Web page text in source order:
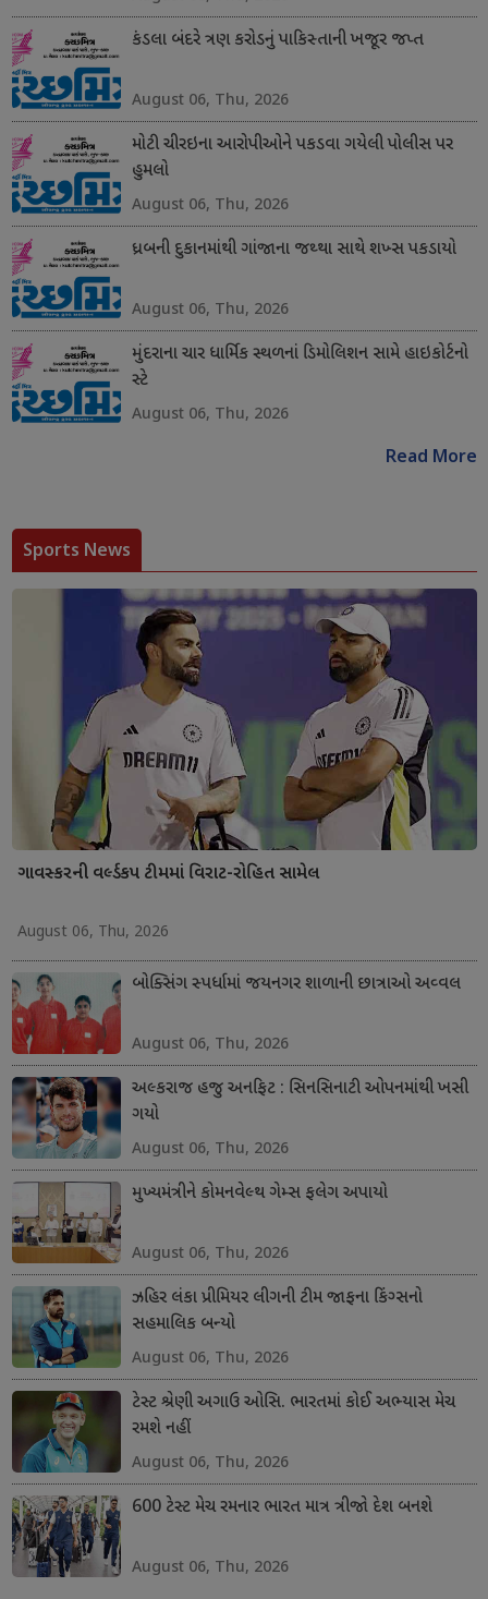
કંડલા બંદરે ત્રણ કરોડનું પાકિસ્તાની ખજૂર જપ્ત
August 06, Thu, 2026
મોટી ચીરઇના આરોપીઓને પકડવા ગયેલી પોલીસ પર
હુમલો
August 06, Thu, 2026
ધ્રબની દુકાનમાંથી ગાંજાના જથ્થા સાથે શખ્સ પકડાયો
August 06, Thu, 2026
મુંદરાના ચાર ધાર્મિક સ્થળનાં ડિમોલિશન સામે હાઇકોર્ટનો
સ્ટે
August 06, Thu, 2026
Read More
Sports News
ગાવસ્કરની વર્લ્ડકપ ટીમમાં વિરાટ-રોહિત સામેલ
August 06, Thu, 2026
બોક્સિંગ સ્પર્ધામાં જયનગર શાળાની છાત્રાઓ અવ્વલ
August 06, Thu, 2026
અલ્કરાજ હજુ અનફિટ : સિનસિનાટી ઓપનમાંથી ખસી
ગયો
August 06, Thu, 2026
મુખ્યમંત્રીને કોમનવેલ્થ ગેમ્સ ફલેગ અપાયો
August 06, Thu, 2026
ઝહિર લંકા પ્રીમિયર લીગની ટીમ જાફના કિંગ્સનો
સહમાલિક બન્યો
August 06, Thu, 2026
ટેસ્ટ શ્રેણી અગાઉ ઓસિ. ભારતમાં કોઈ અભ્યાસ મેચ
રમશે નહીં
August 06, Thu, 2026
600 ટેસ્ટ મેચ રમનાર ભારત માત્ર ત્રીજો દેશ બનશે
August 06, Thu, 2026